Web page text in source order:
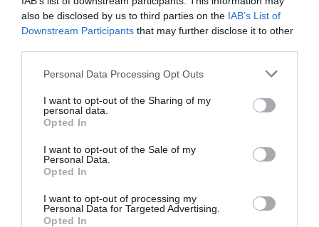
also be disclosed by us to third parties on the IAB’s List of
Downstream Participants that may further disclose it to other
Personal Data Processing Opt Outs
I want to opt-out of the Sharing of my
personal data.
Opted In
I want to opt-out of the Sale of my
Personal Data.
Opted In
I want to opt-out of processing my
Personal Data for Targeted Advertising.
Opted In